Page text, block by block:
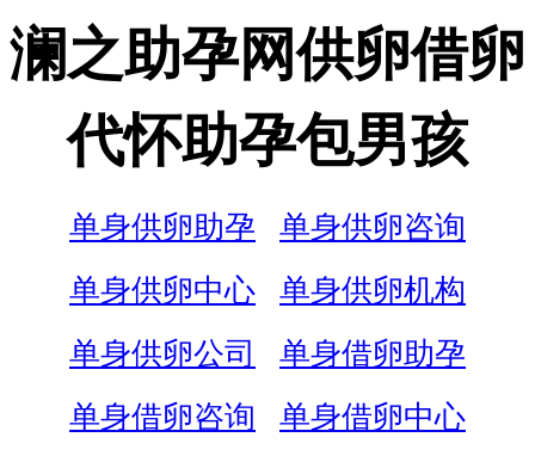
澜之助孕网供卵借卵
代怀助孕包男孩
单身供卵助孕
单身供卵咨询
单身供卵中心
单身供卵机构
单身供卵公司
单身借卵助孕
单身借卵咨询
单身借卵中心